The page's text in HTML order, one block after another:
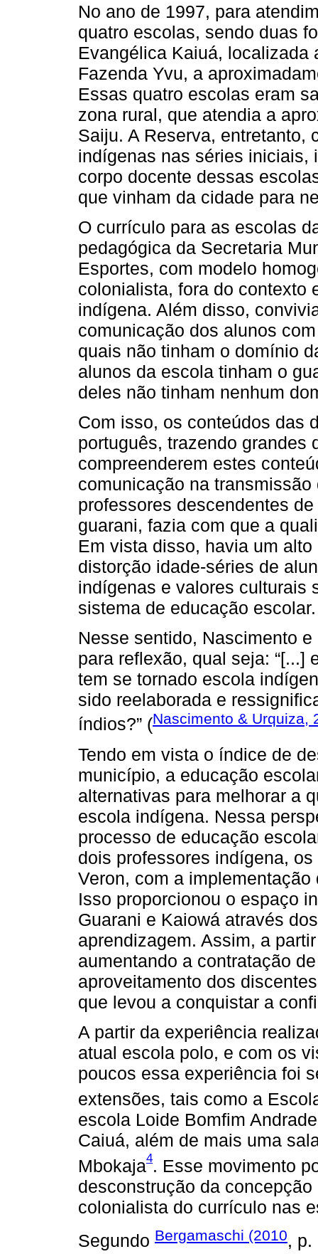
No ano de 1997, para
quatro escolas, sendo duas
Evangélica Kaiuá, localizada
Fazenda Yvu, a
Essas quatro escolas eram
zona rural, que atendia a
Saiju. A Reserva, entretanto,
indígenas nas séries iniciais,
corpo docente dessas
que vinham da cidade para
O currículo para as escolas
pedagógica da Secretaria
Esportes, com modelo
colonialista, fora do contexto
indígena. Além disso,
comunicação dos alunos
quais não tinham o domínio
alunos da escola tinham o
deles não tinham nenhum
Com isso, os conteúdos das
português, trazendo grandes
compreenderem estes
comunicação na
professores descendentes
guarani, fazia com que a
Em vista disso, havia um
distorção idade-séries de
indígenas e valores culturais
sistema de educação escolar.
Nesse sentido, Nascimento
para reflexão, qual seja: “[...]
tem se tornado escola
sido reelaborada e
índios?” (Nascimento & Urquiza,
Tendo em vista o índice de
município, a educação
alternativas para melhorar a
escola indígena. Nessa
processo de educação
dois professores indígena,
Veron, com a
Isso proporcionou o espaço
Guarani e Kaiowá através
aprendizagem. Assim, a
aumentando a contratação
aproveitamento dos
que levou a conquistar a
A partir da experiência
atual escola polo, e com os
poucos essa experiência foi
extensões, tais como a
escola Loide Bomfim
Caiuá, além de mais uma
Mbokaja4. Esse movimento
desconstrução da
colonialista do currículo nas
Segundo Bergamaschi (2010, p.